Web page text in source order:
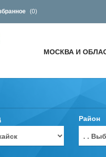
(0)
МОСКВА И
Район
. .